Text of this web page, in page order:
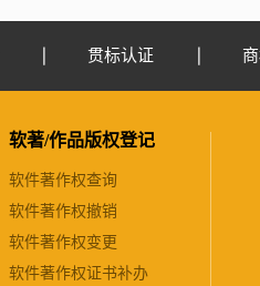
贯标认证
软著/作品版权登记
软件著作权查询
软件著作权撤销
软件著作权变更
软件著作权证书补办